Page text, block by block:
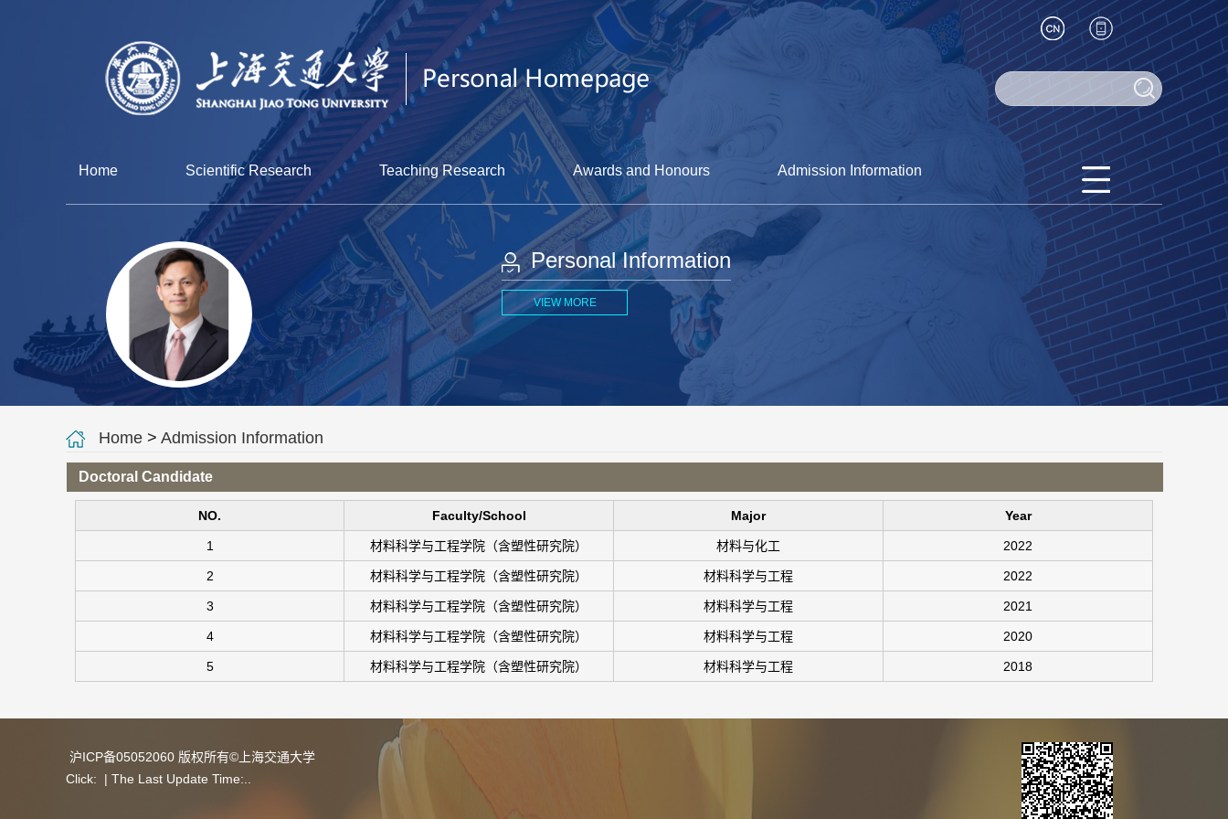
Home Scientific Research Teaching Research Awards and Honours Admission Information
Personal Information
VIEW MORE
Home > Admission Information
Doctoral Candidate
NO. Faculty/School Major Year
1 材料科学与工程学院（含塑性研究院） 材料与化工 2022
2 材料科学与工程学院（含塑性研究院） 材料科学与工程 2022
3 材料科学与工程学院（含塑性研究院） 材料科学与工程 2021
4 材料科学与工程学院（含塑性研究院） 材料科学与工程 2020
5 材料科学与工程学院（含塑性研究院） 材料科学与工程 2018
沪ICP备05052060 版权所有©上海交通大学
Click:
| The Last Update Time: